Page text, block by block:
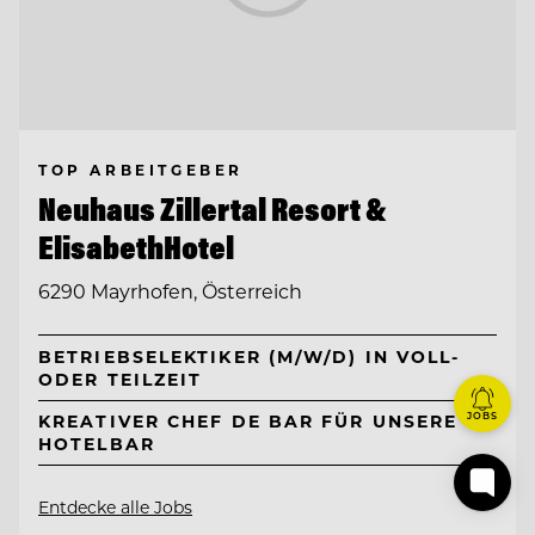
TOP ARBEITGEBER
Neuhaus Zillertal Resort &
ElisabethHotel
6290 Mayrhofen, Österreich
BETRIEBSELEKTIKER (M/W/D) IN VOLL-
ODER TEILZEIT
KREATIVER CHEF DE BAR FÜR UNSERE
HOTELBAR
Entdecke alle Jobs
JOBS